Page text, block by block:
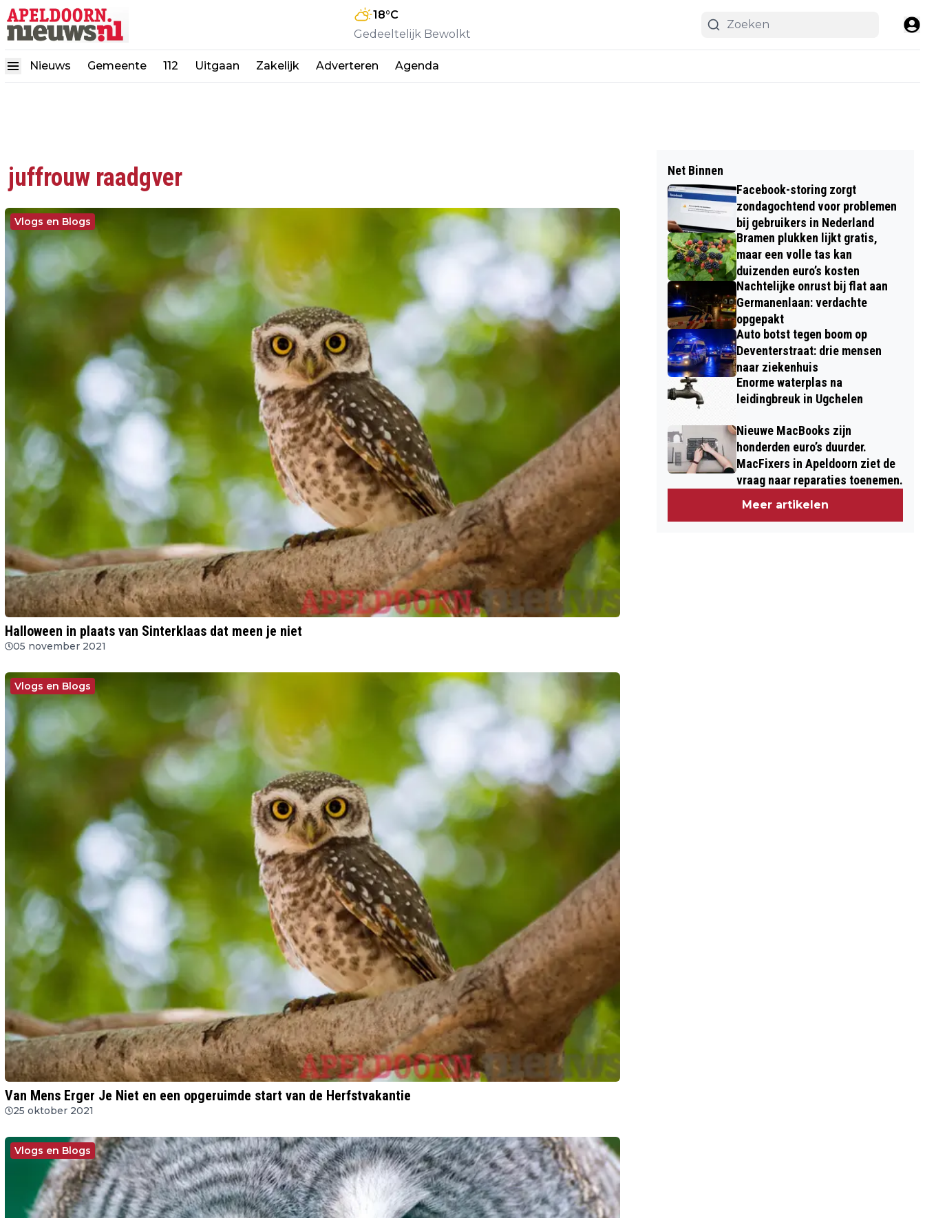
18°C
Gedeeltelijk Bewolkt
Nieuws Gemeente 112 Uitgaan Zakelijk Adverteren Agenda
juffrouw raadgver
Vlogs en Blogs
Halloween in plaats van Sinterklaas dat meen je niet
05 november 2021
Vlogs en Blogs
Van Mens Erger Je Niet en een opgeruimde start van de Herfstvakantie
25 oktober 2021
Vlogs en Blogs
Net Binnen
Facebook-storing zorgt
zondagochtend voor problemen
bij gebruikers in Nederland
Bramen plukken lijkt gratis,
maar een volle tas kan
duizenden euro’s kosten
Nachtelijke onrust bij flat aan
Germanenlaan: verdachte
opgepakt
Auto botst tegen boom op
Deventerstraat: drie mensen
naar ziekenhuis
Enorme waterplas na
leidingbreuk in Ugchelen
Nieuwe MacBooks zijn
honderden euro’s duurder.
MacFixers in Apeldoorn ziet de
vraag naar reparaties toenemen.
Meer artikelen